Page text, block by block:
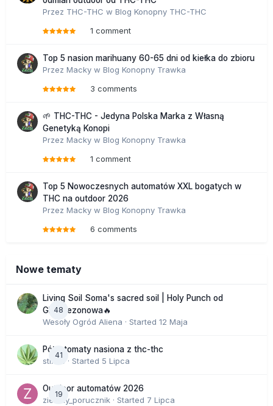
Przez THC-THC w Blog Konopny THC-THC
1 comment
Top 5 nasion marihuany 60-65 dni od kiełka do zbioru
Przez Macky w Blog Konopny Trawka
3 comments
🌱 THC-THC - Jedyna Polska Marka z Własną
Genetyką Konopi
Przez Macky w Blog Konopny Trawka
1 comment
Top 5 Nowoczesnych automatów XXL bogatych w
THC na outdoor 2026
Przez Macky w Blog Konopny Trawka
6 comments
Nowe tematy
48
Living Soil Soma's sacred soil | Holy Punch od
GHS sezonowa🔥
Wesoły Ogród Aliena · Started 12 Maja
41
Półautomaty nasiona z thc-thc
stix33 · Started 5 Lipca
19
Outdoor automatów 2026
zielony_porucznik · Started 7 Lipca